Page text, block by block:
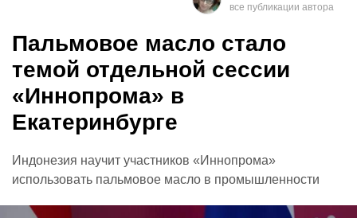
Оренбург
Пальмовое масло стало
темой отдельной сессии
«Иннопрома» в
Екатеринбурге
Индонезия научит участников «Иннопрома»
использовать пальмовое масло в промышленности